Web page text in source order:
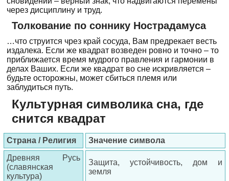
через дисциплину и труд.
Толкование по соннику Нострадамуса
…что струится чрез край сосуда, Вам предрекает весть
издалека. Если же квадрат возведен ровно и точно – то
приближается время мудрого правления и гармонии в
делах Ваших. Если же квадрат во сне искривляется –
будьте осторожны, может сбиться племя или
заблудиться путь.
Культурная символика сна, где
снится квадрат
Страна / Религия
Значение символа
Древняя Русь
(славянская
культура)
Защита, устойчивость, дом и
земля